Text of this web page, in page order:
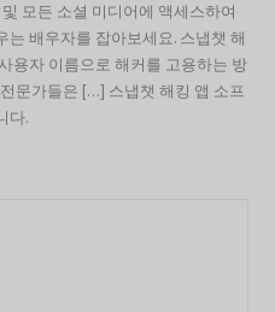
모든 소셜 미디어에 액세스하여
는 배우자를 잡아보세요. 스냅챗 해
용자 이름으로 해커를 고용하는 방
문가들은 [...] 스냅챗 해킹 앱 소프
다.